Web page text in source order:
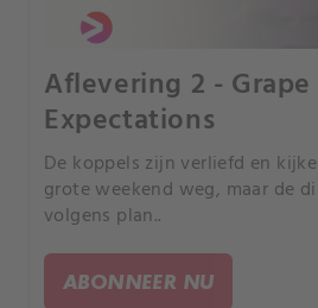
Aflevering 2 - Grape
Expectations
De koppels zijn verliefd en
grote weekend weg, maar de
volgens plan..
ABONNEER NU